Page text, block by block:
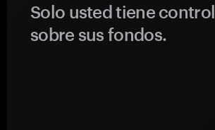
Solo usted tiene control
sobre sus fondos.